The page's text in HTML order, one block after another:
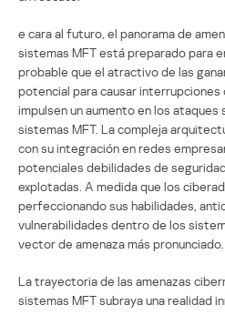
e cara al futuro, el panorama de
sistemas MFT está preparado para
probable que el atractivo de las
potencial para causar
impulsen un aumento en los
sistemas MFT. La compleja
con su integración en redes
potenciales debilidades de
explotadas. A medida que los
perfeccionando sus habilidades,
vulnerabilidades dentro de los
vector de amenaza más pronunciado.
La trayectoria de las amenazas
sistemas MFT subraya una realidad